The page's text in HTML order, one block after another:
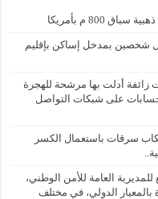
م بأمريكا
واعتقال شخصين بمدخل إساكن بإقليم
أدلت بها مرشحة للهجرة
حسابات على شبكات التواصل
سرقات باستعمال الكسر
للمديرية العامة للأمن الوطني،
الدولي، في مختلف